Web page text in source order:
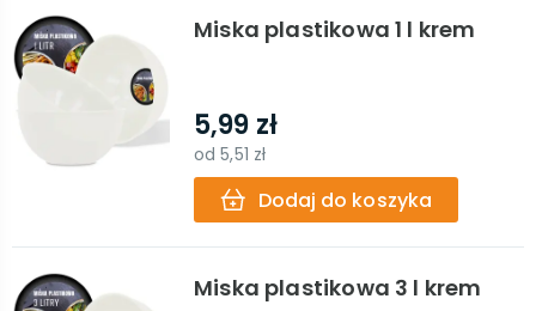
Miska plastikowa 1 l krem
5,99 zł
od5,51 zł
Dodaj do koszyka
Miska plastikowa 3 l krem